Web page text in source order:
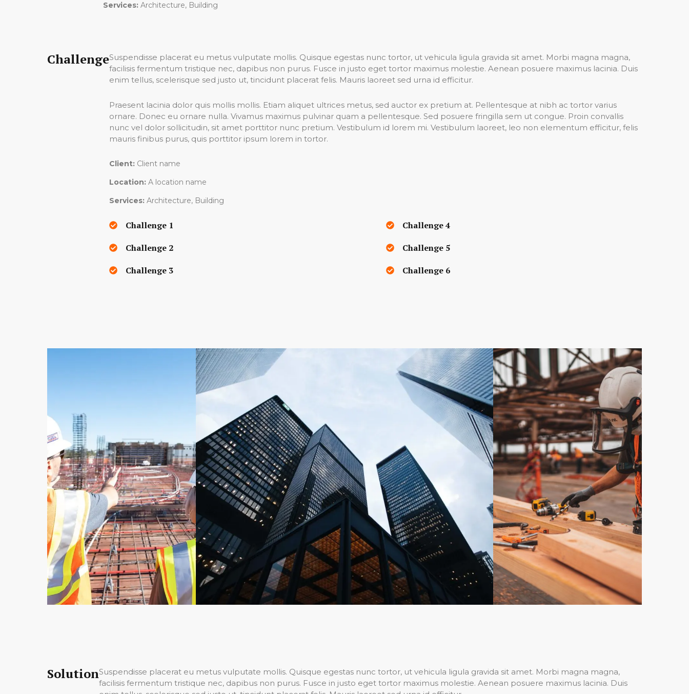
Services: Architecture, Building
ChallengeSuspendisse placerat eu metus vulputate mollis. Quisque egestas nunc tortor, ut vehicula ligula gravida sit amet. Morbi magna magna,
facilisis fermentum tristique nec, dapibus non purus. Fusce in justo eget tortor maximus molestie. Aenean posuere maximus lacinia. Duis
enim tellus, scelerisque sed justo ut, tincidunt placerat felis. Mauris laoreet sed urna id efficitur.
Praesent lacinia dolor quis mollis mollis. Etiam aliquet ultrices metus, sed auctor ex pretium at. Pellentesque at nibh ac tortor varius
ornare. Donec eu ornare nulla. Vivamus maximus pulvinar quam a pellentesque. Sed posuere fringilla sem ut congue. Proin convallis
nunc vel dolor sollicitudin, sit amet porttitor nunc pretium. Vestibulum id lorem mi. Vestibulum laoreet, leo non elementum efficitur, felis
mauris finibus purus, quis porttitor ipsum lorem in tortor.
Client: Client name
Location: A location name
Services: Architecture, Building
Challenge 1
Challenge 2
Challenge 3
Challenge 4
Challenge 5
Challenge 6
SolutionSuspendisse placerat eu metus vulputate mollis. Quisque egestas nunc tortor, ut vehicula ligula gravida sit amet. Morbi magna magna,
facilisis fermentum tristique nec, dapibus non purus. Fusce in justo eget tortor maximus molestie. Aenean posuere maximus lacinia. Duis